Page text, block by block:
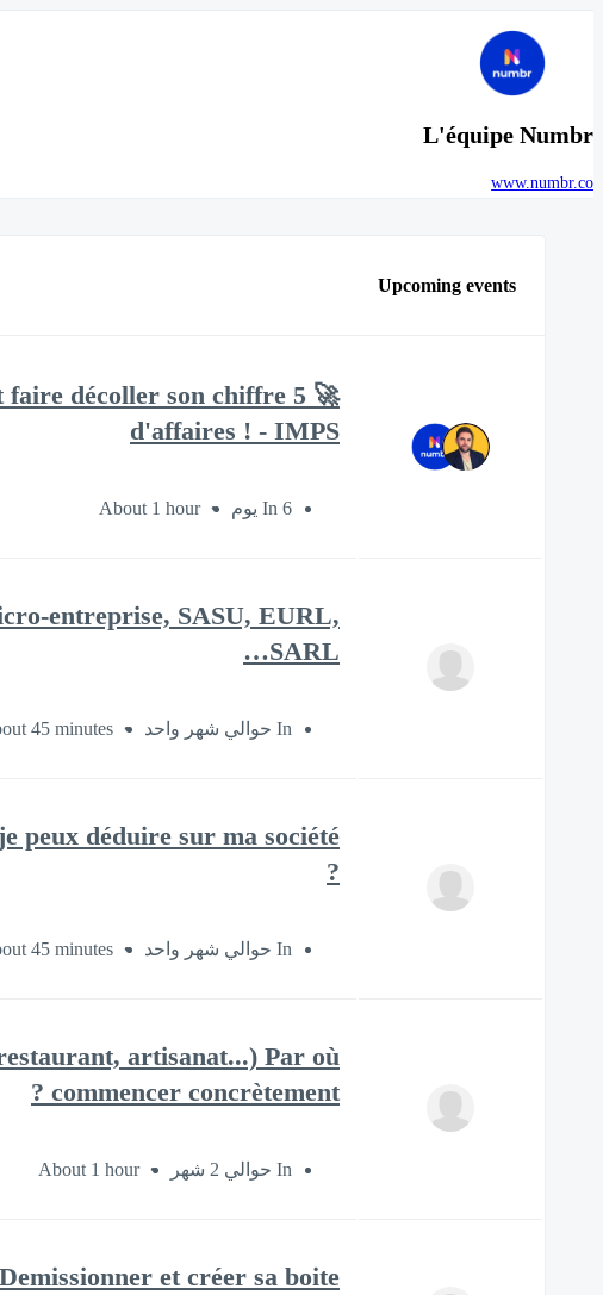
L'équipe Numbr
www.numbr.co
Upcoming events
faire décoller son chiffre
d'affaires ! - IMPS
In 6 يوم About 1 hour
entreprise, SASU, EURL,
SARL…
In حوالي شهر واحد 45 minutes
peux déduire sur ma société
?
In حوالي شهر واحد 45 minutes
artisanat...) Par où
commencer concrètement ?
In حوالي 2 شهر About 1 hour
Demissionner et créer sa boite